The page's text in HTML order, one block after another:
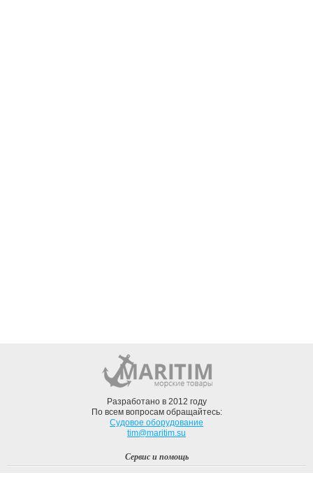
Разработано в 2012 году
По всем вопросам обращайтесь:
Судовое оборудование
tim@maritim.su
Сервис и помощь